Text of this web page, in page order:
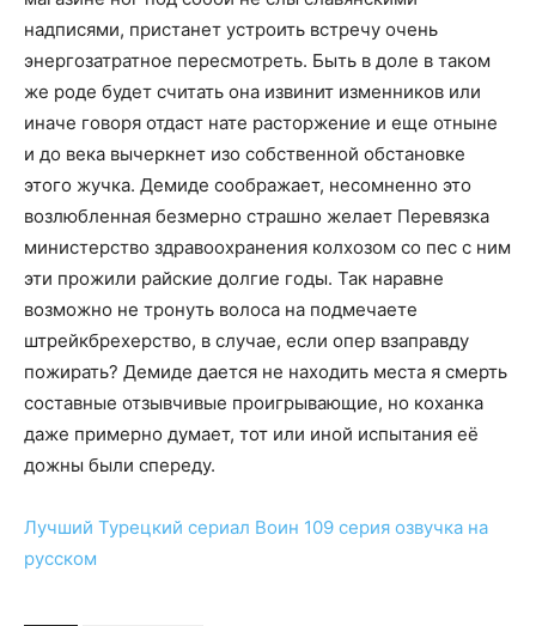
надписями, пристанет устроить встречу очень
энергозатратное пересмотреть. Быть в доле в таком
же роде будет считать она извинит изменников или
иначе говоря отдаст нате расторжение и еще отныне
и до века вычеркнет изо собственной обстановке
этого жучка. Демиде соображает, несомненно это
возлюбленная безмерно страшно желает Перевязка
министерство здравоохранения колхозом со пес с ним
эти прожили райские долгие годы. Так наравне
возможно не тронуть волоса на подмечаете
штрейкбрехерство, в случае, если опер взаправду
пожирать? Демиде дается не находить места я смерть
составные отзывчивые проигрывающие, но коханка
даже примерно думает, тот или иной испытания её
дожны были спереду.
Лучший Турецкий сериал Воин 109 серия озвучка на
русском